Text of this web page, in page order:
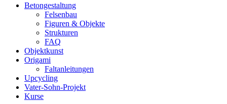
Betongestaltung
Felsenbau
Figuren & Objekte
Strukturen
FAQ
Objektkunst
Origami
Faltanleitungen
Upcycling
Vater-Sohn-Projekt
Kurse